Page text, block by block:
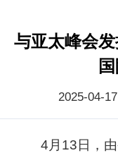
与亚太峰会
2025-04-17
4月13日，由